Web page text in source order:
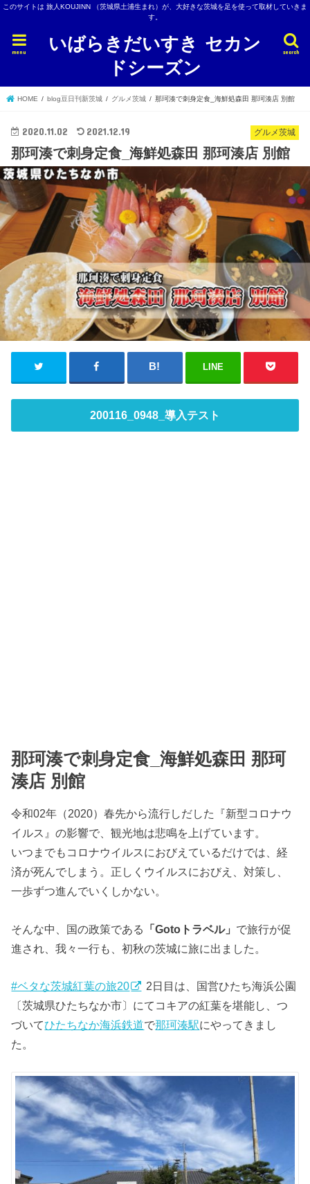
このサイトは 旅人KOUJINN （茨城県土浦生まれ）が、大好きな茨城を足を使って取材していきま
す。
いばらきだいすき セカン
ドシーズン
search
menu
HOME blog豆日刊新茨城 グルメ茨城 那珂湊で刺身定食_海鮮処森田 那珂湊店 別館
グルメ茨城
2020.11.02 2021.12.19
那珂湊で刺身定食_海鮮処森田 那珂湊店 別館
LINE
200116_0948_導入テスト
那珂湊で刺身定食_海鮮処森田 那珂
湊店 別館
令和02年（2020）春先から流行しだした『新型コロナウ
イルス』の影響で、観光地は悲鳴を上げています。
いつまでもコロナウイルスにおびえているだけでは、経
済が死んでしまう。正しくウイルスにおびえ、対策し、
一歩ずつ進んでいくしかない。
そんな中、国の政策である 「Gotoトラベル」 で旅行が促
進され、我々一行も、初秋の茨城に旅に出ました。
#ベタな茨城紅葉の旅20
2日目は、国営ひたち海浜公園
〔茨城県ひたちなか市〕にてコキアの紅葉を堪能し、つ
づいてひたちなか海浜鉄道で那珂湊駅にやってきまし
た。